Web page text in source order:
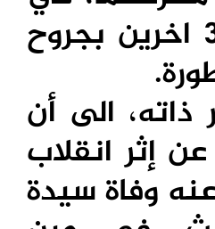
حين أصيب 3 اخرين بجروح
ذاته، الى أن
إثر انقلاب
وفاة سيدة